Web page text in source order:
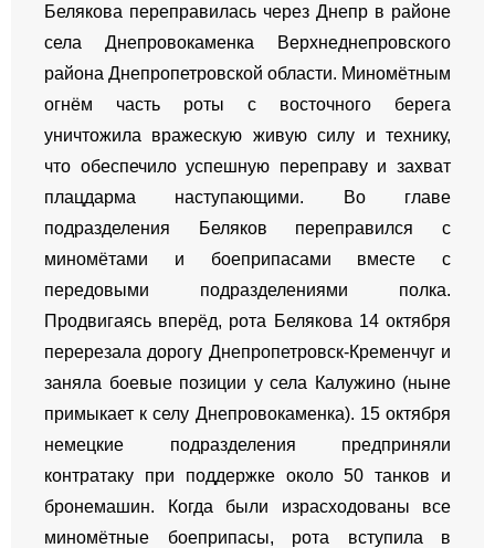
Белякова переправилась через Днепр в районе
села Днепровокаменка Верхнеднепровского
района Днепропетровской области. Миномётным
огнём часть роты с восточного берега
уничтожила вражескую живую силу и технику,
что обеспечило успешную переправу и захват
плацдарма наступающими. Во главе
подразделения Беляков переправился с
миномётами и боеприпасами вместе с
передовыми подразделениями полка.
Продвигаясь вперёд, рота Белякова 14 октября
перерезала дорогу Днепропетровск-Кременчуг и
заняла боевые позиции у села Калужино (ныне
примыкает к селу Днепровокаменка). 15 октября
немецкие подразделения предприняли
контратаку при поддержке около 50 танков и
бронемашин. Когда были израсходованы все
миномётные боеприпасы, рота вступила в